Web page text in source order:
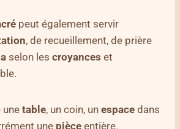
peut également servir
, de recueillement, de prière
selon les croyances et
une table, un coin, un espace dans
une pièce entière.